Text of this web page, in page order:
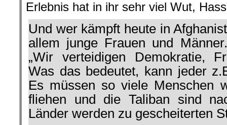
Erlebnis hat in ihr sehr viel Wut,
Und wer kämpft heute in
allem junge Frauen und
„Wir verteidigen Demokratie,
Was das bedeutet, kann jeder
Es müssen so viele Menschen
fliehen und die Taliban sind
Länder werden zu gescheiterten